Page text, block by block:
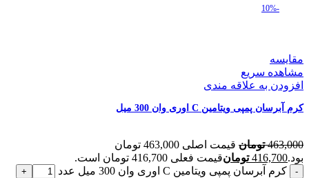
-10%
مقایسه
مشاهده سریع
افزودن به علاقه مندی
کرم آبرسان پمپی ویتامین C اوری وان 300 میل
463,000 تومان
قیمت اصلی 463,000 تومان
بود.416,700 تومانقیمت فعلی 416,700 تومان است.
کرم آبرسان پمپی ویتامین C اوری وان 300 میل عدد